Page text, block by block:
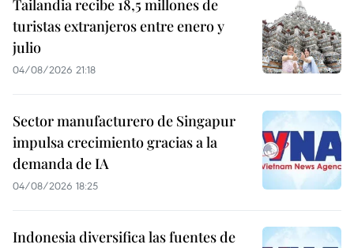
Tailandia recibe 18,5 millones de
turistas extranjeros entre enero y
julio
04/08/2026 21:18
Sector manufacturero de Singapur
impulsa crecimiento gracias a la
demanda de IA
04/08/2026 18:25
Indonesia diversifica las fuentes de